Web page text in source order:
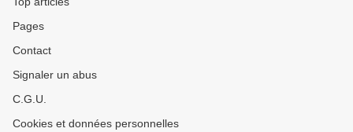
Pages
Contact
Signaler un abus
C.G.U.
Cookies et données personnelles